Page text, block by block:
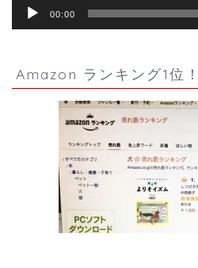
00:00
Amazon ランキング1位！